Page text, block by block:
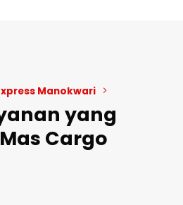
Manokwari
yang
Cargo